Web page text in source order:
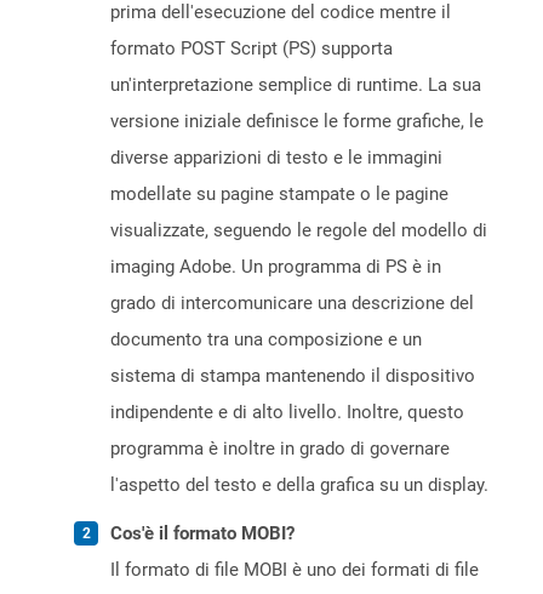
prima dell'esecuzione del codice mentre il
formato POST Script (PS) supporta
un'interpretazione semplice di runtime. La sua
versione iniziale definisce le forme grafiche, le
diverse apparizioni di testo e le immagini
modellate su pagine stampate o le pagine
visualizzate, seguendo le regole del modello di
imaging Adobe. Un programma di PS è in
grado di intercomunicare una descrizione del
documento tra una composizione e un
sistema di stampa mantenendo il dispositivo
indipendente e di alto livello. Inoltre, questo
programma è inoltre in grado di governare
l'aspetto del testo e della grafica su un display.
Cos'è il formato MOBI?
Il formato di file MOBI è uno dei formati di file